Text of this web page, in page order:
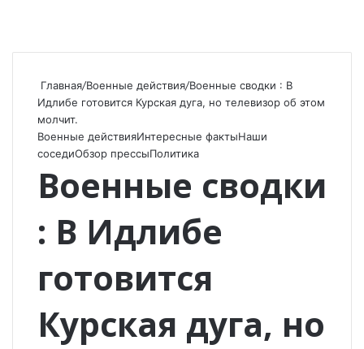
Главная/Военные действия/Военные сводки : В
Идлибе готовится Курская дуга, но телевизор об этом
молчит.
Военные действияИнтересные фактыНаши
соседиОбзор прессыПолитика
Военные сводки
: В Идлибе
готовится
Курская дуга, но